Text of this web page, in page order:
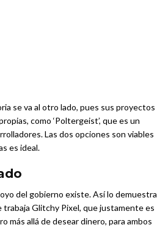
se va al otro lado, pues sus proyectos
como ‘Poltergeist’, que es un
Las dos opciones son viables
es ideal.
del gobierno existe. Así lo demuestra
Glitchy Pixel, que justamente es
más allá de desear dinero, para ambos